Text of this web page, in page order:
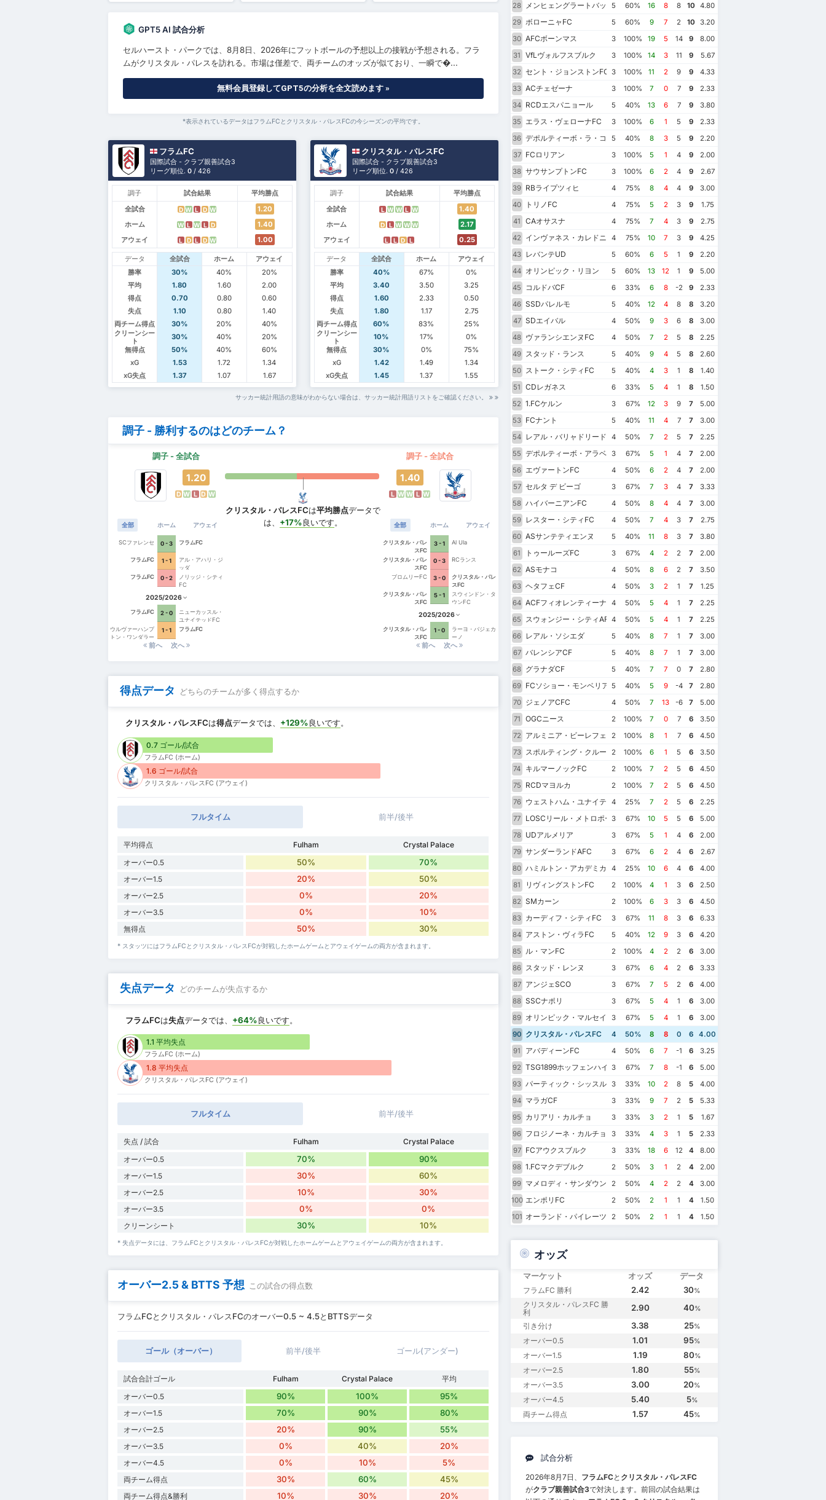
GPT5 AI 試合分析
セルハースト・パークでは、8月8日、2026年にフットボールの予想以上の接戦が予想される。フラ
ムがクリスタル・パレスを訪れる。市場は僅差で、両チームのオッズが似ており、一瞬で�...
無料会員登録してGPT5の分析を全文読めます »
*表示されているデータはフラムFCとクリスタル・パレスFCの今シーズンの平均です。
フラムFC
国際試合 - クラブ親善試合3
リーグ順位.0 / 426
調子 試合結果
平均勝点
全試合
D W L D W
1.20
ホーム
W L W L D
1.40
アウェイ
L D L D W 1.00
データ 全試合 ホーム
アウェイ
勝率
30% 40%
20%
平均
1.80 1.60
2.00
得点
0.70 0.80
0.60
失点
1.10 0.80
1.40
両チーム得点
30% 20%
40%
クリーンシー
ト
30% 40%
20%
無得点
50% 40%
60%
xG
1.53 1.72
1.34
xG失点
1.37 1.07 1.67
クリスタル・パレスFC
国際試合 - クラブ親善試合3
リーグ順位.0 / 426
調子 試合結果
平均勝点
全試合
L W W L W
1.40
ホーム
D L W W W
2.17
アウェイ
L L D L 0.25
データ 全試合 ホーム
アウェイ
勝率
40% 67%
0%
平均
3.40 3.50
3.25
得点
1.60 2.33
0.50
失点
1.80 1.17
2.75
両チーム得点
60% 83%
25%
クリーンシー
ト
10% 17%
0%
無得点
30% 0%
75%
xG
1.42 1.49
1.34
xG失点
1.45 1.37 1.55
サッカー統計用語の意味がわからない場合は、サッカー統計用語リストをご確認ください。
調子 - 勝利するのはどのチーム？
調子 - 全試合 調子 - 全試合
1.20
D W L D W
全部 ホーム アウェイ
SCファレンセ 0 - 3 フラムFC
フラムFC 1 - 1
アル・アハリ・ジ
ッダ
フラムFC
0 - 2
ノリッジ・シティ
FC
2025/2026
フラムFC 2 - 0
ニューカッスル・
ユナイテッドFC
ウルヴァーハンプ
トン・ワンダラー
ズFC
1 - 1 フラムFC
前へ 次へ
クリスタル・パレスFCは平均勝点データで
は、 +17%良いです。
1.40
L W W L W
全部 ホーム アウェイ
クリスタル・パレ
スFC
3 - 1 Al Ula
クリスタル・パレ
スFC
0 - 3 RCランス
ブロムリーFC 3 - 0
クリスタル・パレ
スFC
クリスタル・パレ
スFC
5 - 1
スウィンドン・タ
ウンFC
2025/2026
クリスタル・パレ
スFC
1 - 0
ラーヨ・バジェカ
ーノ
前へ 次へ
得点データ どちらのチームが多く得点するか
クリスタル・パレスFCは得点データでは、 +129%良いです。
0.7 ゴール/試合
フラムFC (ホーム)
1.6 ゴール/試合
クリスタル・パレスFC (アウェイ)
フルタイム 前半/後半
平均得点 Fulham
Crystal Palace
オーバー0.5
50% 70%
オーバー1.5 20% 50%
オーバー2.5 0% 20%
オーバー3.5 0% 10%
無得点 50% 30%
* スタッツにはフラムFCとクリスタル・パレスFCが対戦したホームゲームとアウェイゲームの両方が含まれます。
失点データ どのチームが失点するか
フラムFCは失点データでは、 +64%良いです。
1.1 平均失点
フラムFC (ホーム)
1.8 平均失点
クリスタル・パレスFC (アウェイ)
フルタイム 前半/後半
失点 / 試合 Fulham
Crystal Palace
オーバー0.5
70% 90%
オーバー1.5 30% 60%
オーバー2.5 10% 30%
オーバー3.5 0% 0%
クリーンシート 30% 10%
* 失点データには、フラムFCとクリスタル・パレスFCが対戦したホームゲームとアウェイゲームの両方が含まれます。
オーバー2.5 & BTTS 予想 この試合の得点数
フラムFCとクリスタル・パレスFCのオーバー0.5 ~ 4.5とBTTSデータ
ゴール（オーバー） 前半/後半 ゴール(アンダー)
試合合計ゴール Fulham Crystal Palace
平均
オーバー0.5
90% 100% 95%
オーバー1.5 70% 90% 80%
オーバー2.5 20% 90% 55%
オーバー3.5 0% 40% 20%
オーバー4.5 0% 10% 5%
両チーム得点 30% 60% 45%
両チーム得点&勝利 10% 30% 20%
28
メンヒェングラートバッハ5 60% 16 8 8 10 4.80
29 ボローニャFC 5 60% 9 7 2 10 3.20
30 AFCボーンマス 3 100% 19 5 14 9
8.00
31
VfLヴォルフスブルク 3 100% 14 3 11 9
5.67
32 セント・ジョンストンFC 3 100% 11 2 9 9
4.33
33 ACチェゼーナ 3 100% 7 0 7 9
2.33
34 RCDエスパニョール 5 40% 13 6 7 9
3.80
35
エラス・ヴェローナFC 3 100% 6 1 5 9
2.33
36 デポルティーボ・ラ・コルーニャ
5 40% 8 3 5 9
2.20
37 FCロリアン 3 100% 5 1 4 9
2.00
38 サウサンプトンFC 3 100% 6 2 4 9
2.67
39 RBライプツィヒ 4 75% 8 4 4 9
3.00
40
トリノFC 4 75% 5 2 3 9
1.75
41
CAオサスナ 4 75% 7 4 3 9
2.75
42
インヴァネス・カレドニアン・シッスルFC
4 75% 10 7 3 9
4.25
43 レバンテUD 5 60% 6 5 1 9
2.20
44 オリンピック・リヨン 5 60% 13 12 1 9
5.00
45
コルドバCF 6 33% 6 8 -2 9
2.33
46 SSDパレルモ 5 40% 12 4 8 8
3.20
47 SDエイバル 4 50% 9 3 6 8
3.00
48 ヴァランシエンヌFC 4 50% 7 2 5 8
2.25
49 スタッド・ランス 5 40% 9 4 5 8
2.60
50 ストーク・シティFC 5 40% 4 3 1 8
1.40
51
CDレガネス 6 33% 5 4 1 8
1.50
52 1.FCケルン 3 67% 12 3 9 7
5.00
53 FCナント 5 40% 11 4 7 7
3.00
54 レアル・バリャドリード 4 50% 7 2 5 7
2.25
55 デポルティーボ・アラベス3 67% 5 1 4 7
2.00
56 エヴァートンFC 4 50% 6 2 4 7
2.00
57 セルタ デ ビーゴ 3 67% 7 3 4 7
3.33
58 ハイバーニアンFC 4 50% 8 4 4 7
3.00
59 レスター・シティFC 4 50% 7 4 3 7
2.75
60 ASサンテティエンヌ 5 40% 11 8 3 7
3.80
61
トゥールーズFC 3 67% 4 2 2 7
2.00
62 ASモナコ 4 50% 8 6 2 7
3.50
63 ヘタフェCF 4 50% 3 2 1 7
1.25
64 ACFフィオレンティーナ 4 50% 5 4 1 7
2.25
65
スウォンジー・シティAFC4 50% 5 4 1 7
2.25
66 レアル・ソシエダ 5 40% 8 7 1 7
3.00
67 バレンシアCF 5 40% 8 7 1 7
3.00
68 グラナダCF 5 40% 7 7 0 7
2.80
69 FCソショー・モンベリアル
5 40% 5 9 -4 7
2.80
70 ジェノアCFC 4 50% 7 13 -6 7
5.00
71
OGCニース 2 100% 7 0 7 6
3.50
72
アルミニア・ビーレフェルト
2 100% 8 1 7 6
4.50
73 スポルティング・クルーベ・デ・ポルトゥガル
2 100% 6 1 5 6
3.50
74
キルマーノックFC 2 100% 7 2 5 6
4.50
75
RCDマヨルカ 2 100% 7 2 5 6
4.50
76 ウェストハム・ユナイテッドFC
4 25% 7 2 5 6
2.25
77
LOSCリール・メトロポール
3 67% 10 5 5 6
5.00
78 UDアルメリア 3 67% 5 1 4 6
2.00
79 サンダーランドAFC 3 67% 6 2 4 6
2.67
80 ハミルトン・アカデミカルFC
4 25% 10 6 4 6
4.00
81
リヴィングストンFC 2 100% 4 1 3 6
2.50
82 SMカーン 2 100% 6 3 3 6
4.50
83 カーディフ・シティFC 3 67% 11 8 3 6
6.33
84 アストン・ヴィラFC 5 40% 12 9 3 6
4.20
85
ル・マンFC 2 100% 4 2 2 6
3.00
86 スタッド・レンヌ 3 67% 6 4 2 6
3.33
87 アンジェSCO 3 67% 7 5 2 6
4.00
88 SSCナポリ 3 67% 5 4 1 6
3.00
89 オリンピック・マルセイユ3 67% 5 4 1 6
3.00
90 クリスタル・パレスFC 4 50% 8 8 0 6
4.00
91
アバディーンFC 4 50% 6 7 -1 6
3.25
92 TSG1899ホッフェンハイム
3 67% 7 8 -1 6
5.00
93 パーティック・シッスルFC
3 33% 10 2 8 5
4.00
94 マラガCF 3 33% 9 7 2 5
5.33
95
カリアリ・カルチョ 3 33% 3 2 1 5
1.67
96 フロジノーネ・カルチョ 3 33% 4 3 1 5
2.33
97 FCアウクスブルク 3 33% 18 6 12 4
8.00
98 1.FCマクデブルク 2 50% 3 1 2 4
2.00
99 マメロディ・サンダウンズFC
2 50% 4 2 2 4
3.00
100 エンポリFC 2 50% 2 1 1 4
1.50
101 オーランド・パイレーツFC
2 50% 2 1 1 4 1.50
オッズ
マーケット オッズ データ
フラムFC 勝利 2.42 30%
クリスタル・パレスFC 勝
利
2.90 40%
引き分け 3.38 25%
オーバー0.5 1.01 95%
オーバー1.5 1.19 80%
オーバー2.5 1.80 55%
オーバー3.5 3.00 20%
オーバー4.5 5.40 5%
両チーム得点 1.57 45%
試合分析
2026年8月7日、 フラムFCと クリスタル・パレスFC
がクラブ親善試合3で対決します。前回の試合結果は